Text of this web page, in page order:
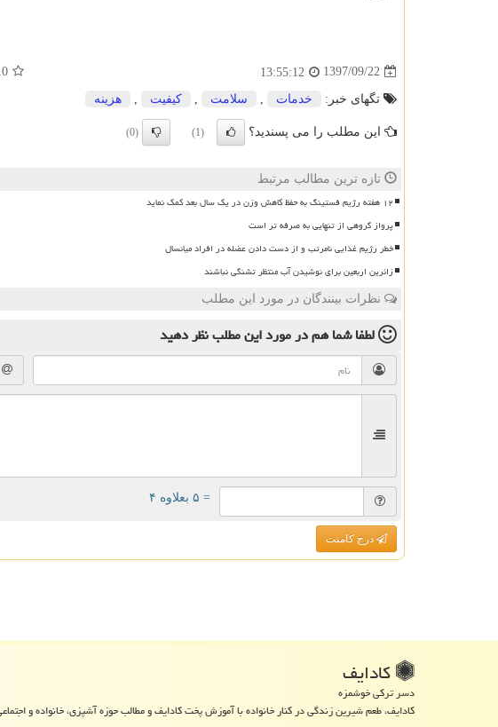
1397/09/22
13:55:12
تگهای خبر: خدمات , سلامت , كیفیت , هزینه
این مطلب را می پسندید؟ (1)
(0)
تازه ترین مطالب مرتبط
۱۲ هفته رژیم فستینگ به حفظ کاهش وزن در یک سال بعد کمک نماید
پرواز گروهی از تنهایی به صرفه تر است
خطر رژیم غذایی نامرتب و از دست دادن عضله در افراد میانسال
زائرین اربعین برای نوشیدن آب منتظر تشنگی نباشند
نظرات بینندگان در مورد این مطلب
لطفا شما همدر مورد این مطلبنظر دهید
= ۵ بعلاوه ۴
درج کامنت
كادایف
دسر ترکی خوشمزه
کادایف، طعم شیرین زندگی در کنار خانواده با آموزش پخت کادایف و مطالب حوزه آشپزی، خانواده و